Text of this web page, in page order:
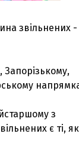
звільнених -
з
є ті,